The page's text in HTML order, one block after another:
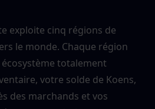
exploite cinq régions de
le monde. Chaque région
totalement
votre solde de Koens,
des marchands et vos